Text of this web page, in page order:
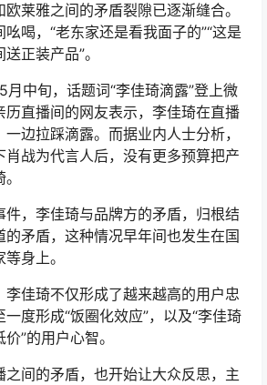
莱雅之间的矛盾裂隙已逐渐缝合。
喝，“老东家还是看我面子的”“这是
正装产品”。
中旬，话题词“李佳琦滴露”登上微
历直播间的网友表示，李佳琦在直播
边拉踩滴露。而据业内人士分析，
肖战为代言人后，没有更多预算把产
件，李佳琦与品牌方的矛盾，归根结
的矛盾，这种情况早年间也发生在国
身上。
李佳琦不仅形成了越来越高的用户忠
度形成“饭圈化效应”，以及“李佳琦
”的用户心智。
之间的矛盾，也开始让大众反思，主